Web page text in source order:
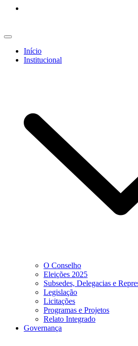
Início
Institucional
O Conselho
Eleições 2025
Subsedes, Delegacias e
Legislação
Licitações
Programas e Projetos
Relato Integrado
Governança